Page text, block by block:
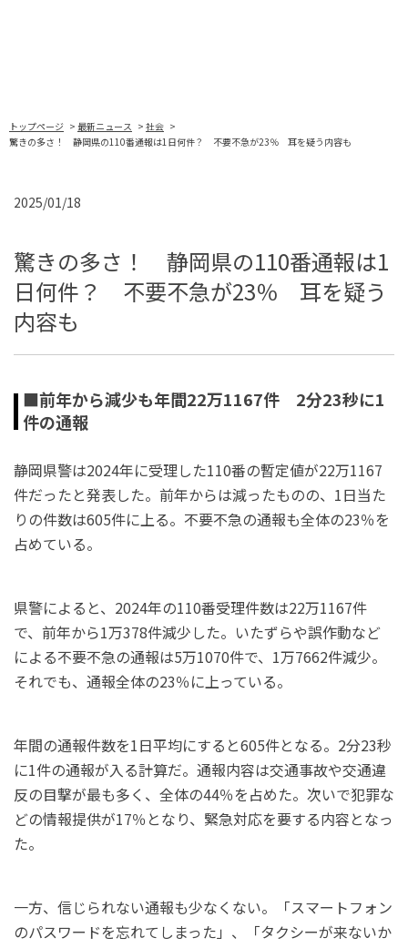
トップページ 最新ニュース
社会
驚きの多さ！ 静岡県の110番通報は1日何件？ 不要不急が23％ 耳を疑う内容も
2025/01/18
驚きの多さ！ 静岡県の110番通報は1
日何件？ 不要不急が23％ 耳を疑う
内容も
■前年から減少も年間22万1167件 2分23秒に1
件の通報
静岡県警は2024年に受理した110番の暫定値が22万1167
件だったと発表した。前年からは減ったものの、1日当た
りの件数は605件に上る。不要不急の通報も全体の23％を
占めている。
県警によると、2024年の110番受理件数は22万1167件
で、前年から1万378件減少した。いたずらや誤作動など
による不要不急の通報は5万1070件で、1万7662件減少。
それでも、通報全体の23％に上っている。
年間の通報件数を1日平均にすると605件となる。2分23秒
に1件の通報が入る計算だ。通報内容は交通事故や交通違
反の目撃が最も多く、全体の44％を占めた。次いで犯罪な
どの情報提供が17％となり、緊急対応を要する内容となっ
た。
一方、信じられない通報も少なくない。「スマートフォン
のパスワードを忘れてしまった」、「タクシーが来ないか